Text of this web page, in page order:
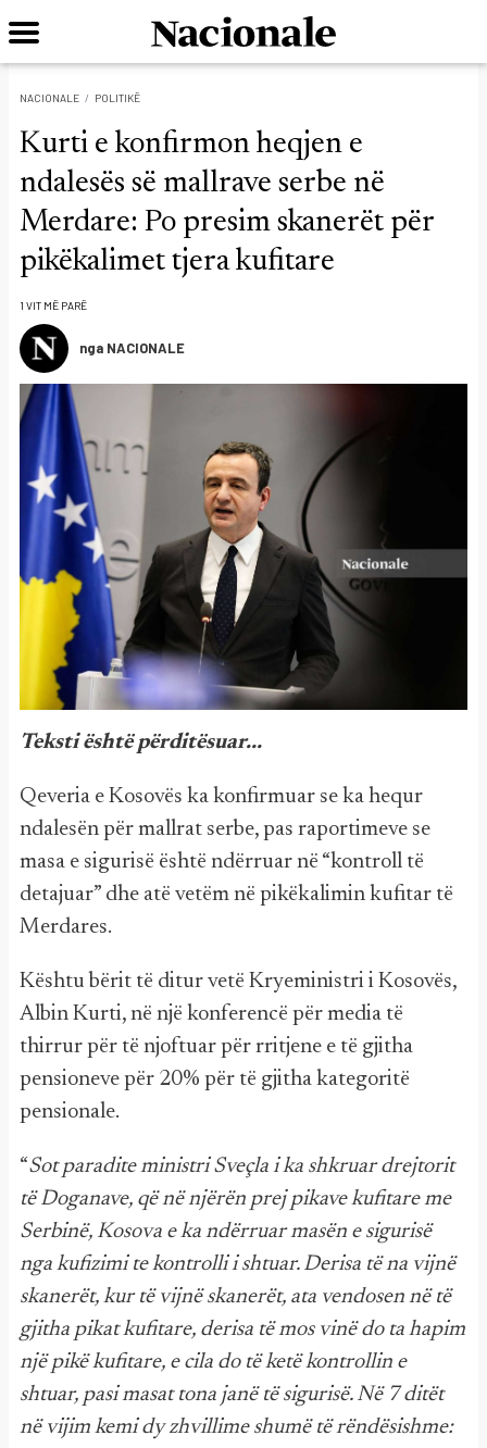
NACIONALE POLITIKË
Kurti e konfirmon heqjen e
ndalesës së mallrave serbe në
Merdare: Po presim skanerët për
pikëkalimet tjera kufitare
1 VIT MË PARË
nga NACIONALE
Teksti është përditësuar...
Qeveria e Kosovës ka konfirmuar se ka hequr
ndalesën për mallrat serbe, pas raportimeve se
masa e sigurisë është ndërruar në “kontroll të
detajuar” dhe atë vetëm në pikëkalimin kufitar të
Merdares.
Kështu bërit të ditur vetë Kryeministri i Kosovës,
Albin Kurti, në një konferencë për media të
thirrur për të njoftuar për rritjene e të gjitha
pensioneve për 20% për të gjitha kategoritë
pensionale.
“Sot paradite ministri Sveçla i ka shkruar drejtorit
të Doganave, që në njërën prej pikave kufitare me
Serbinë, Kosova e ka ndërruar masën e sigurisë
nga kufizimi te kontrolli i shtuar. Derisa të na vijnë
skanerët, kur të vijnë skanerët, ata vendosen në të
gjitha pikat kufitare, derisa të mos vinë do ta hapim
një pikë kufitare, e cila do të ketë kontrollin e
shtuar, pasi masat tona janë të sigurisë. Në 7 ditët
në vijim kemi dy zhvillime shumë të rëndësishme: